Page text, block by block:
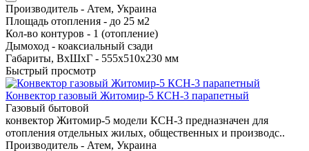
Производитель - Атем, Украина
Площадь отопления - до 25 м2
Кол-во контуров - 1 (отопление)
Дымоход - коаксиальный сзади
Габариты, ВхШхГ - 555х510х230 мм
Быстрый просмотр
Конвектор газовый Житомир-5 КСН-3 парапетный
Газовый бытовой
конвектор Житомир-5 модели КСН-3 предназначен для
отопления отдельных жилых, общественных и производс..
Производитель - Атем, Украина